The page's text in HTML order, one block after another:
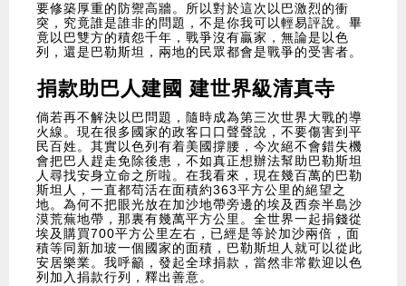
要修築厚重的防禦高牆。所以對於這次以巴激烈的衝
突，究竟誰是誰非的問題，不是你我可以輕易評說。畢
竟以巴雙方的積怨千年，戰爭沒有贏家，無論是以色
列，還是巴勒斯坦，兩地的民眾都會是戰爭的受害者。
捐款助巴人建國 建世界級清真寺
倘若再不解決以巴問題，隨時成為第三次世界大戰的導
火線。現在很多國家的政客口口聲聲說，不要傷害到平
民百姓。其實以色列有着美國撐腰，今次絕不會錯失機
會把巴人趕走免除後患，不如真正想辦法幫助巴勒斯坦
人尋找安身立命之所啦。在我看來，現在幾百萬的巴勒
斯坦人，一直都苟活在面積約363平方公里的絕望之
地。為何不把眼光放在加沙地帶旁邊的埃及西奈半島沙
漠荒蕪地帶，那裏有幾萬平方公里。全世界一起捐錢從
埃及購買700平方公里左右，已經是等於加沙兩倍，面
積等同新加玻一個國家的面積，巴勒斯坦人就可以從此
安居樂業。我呼籲，發起全球捐款，當然非常歡迎以色
列加入捐款行列，釋出善意。